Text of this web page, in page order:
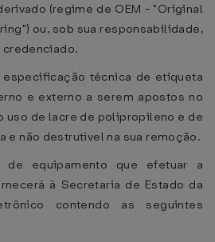
(regime de OEM - "Original
ou, sob sua responsabilidade,
especificação técnica de etiqueta
e externo a serem apostos no
uso de lacre de polipropileno e de
e não destrutível na sua remoção.
equipamento que efetuar a
à Secretaria de Estado da
contendo as seguintes